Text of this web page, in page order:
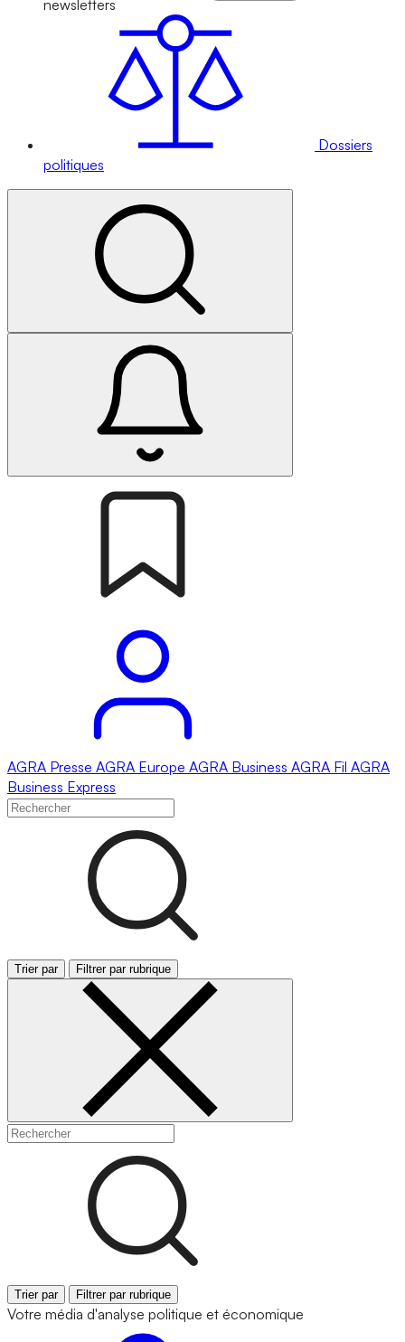
newsletters
Dossiers
politiques
AGRA Presse AGRA Europe AGRA Business AGRA Fil AGRA
Business Express
Trier par Filtrer par rubrique
Trier par Filtrer par rubrique
Votre média d'analyse politique et économique